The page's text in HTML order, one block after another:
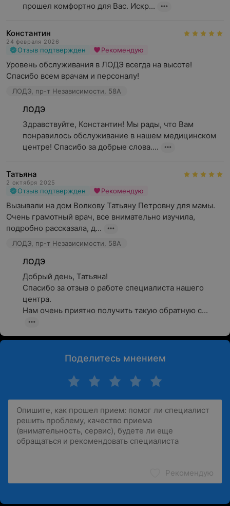
прошел комфортно для Вас. Искр...
Константин
24 февраля 2026
Отзыв подтвержден Рекомендую
Уровень обслуживания в ЛОДЭ всегда на высоте!
Спасибо всем врачам и персоналу!
ЛОДЭ, пр-т Независимости, 58А
ЛОДЭ
Здравствуйте, Константин! Мы рады, что Вам
понравилось обслуживание в нашем медицинском
центре! Спасибо за добрые слова....
Татьяна
2 октября 2025
Отзыв подтвержден Рекомендую
Вызывали на дом Волкову Татьяну Петровну для мамы.
Очень грамотный врач, все внимательно изучила,
подробно рассказала, д...
ЛОДЭ, пр-т Независимости, 58А
ЛОДЭ
Добрый день, Татьяна!
Спасибо за отзыв о работе специалиста нашего
центра.
Нам очень приятно получить такую обратную с...
Поделитесь мнением
Рекомендую